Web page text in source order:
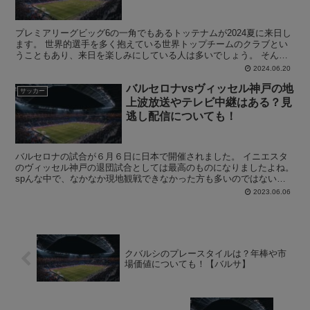
プレミアリーグビッグ6の一角でもあるトッテナムが2024夏に来日し
ます。 世界的選手を多く抱えている世界トップチームのクラブとい
うこともあり、来日を楽しみにしている人は多いでしょう。 そんな
中で、トッテナムはいつ来日するのか？またどこの空港...
2024.06.20
サッカー
バルセロナvsヴィッセル神戸の地
上波放送やテレビ中継はある？見
逃し配信についても！
バルセロナの試合が６月６日に日本で開催されました。 イニエスタ
のヴィッセル神戸の退団試合としては最高のものになりましたよね。
spんな中で、なかなか現地観戦できなかった方も多いのではないで
2023.06.06
クバルシのプレースタイルは？年棒や市
場価値についても！【バルサ】